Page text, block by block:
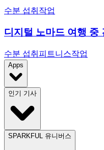
수분 섭취 작업
디지털 노마드 여행 중
수분 섭취 피트니스작업
Apps
인기 기사
SPARKFUL 유니버스